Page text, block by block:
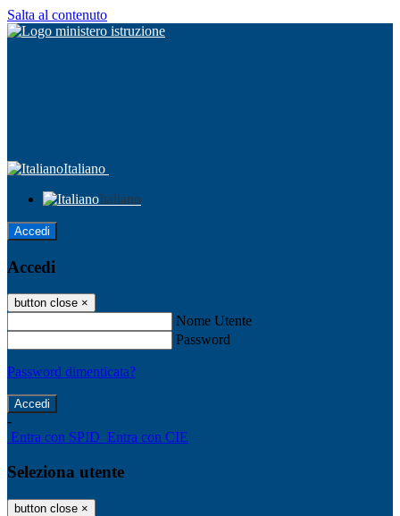
Salta al contenuto
Italiano
Italiano
Accedi
Accedi
button close ×
Nome Utente
Password
Password dimenticata?
-
Entra con SPID Entra con CIE
Seleziona utente
button close ×